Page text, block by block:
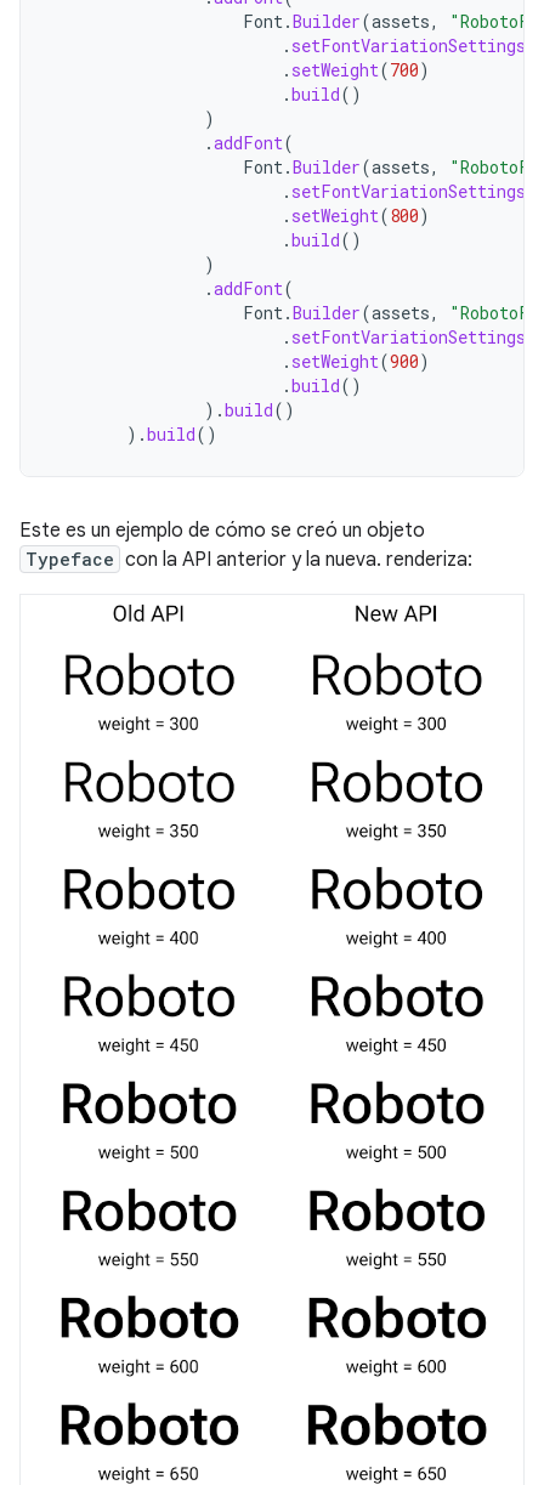
Font.Builder(assets,
. setFontVariationSettings
. setWeight(700)
.build()
)
.addFont(
Font.Builder(assets,
. setFontVariationSettings
. setWeight(800)
.build()
)
.addFont(
Font.Builder(assets,
. setFontVariationSettings
. setWeight(900)
.build()
).build()
).build()
Este es un ejemplo de cómo se creó un objeto
Typeface con la API anterior y la nueva. renderiza: